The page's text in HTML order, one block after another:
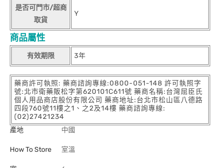
是否可門市/超商
取貨
Y
商品屬性
有效期限 3年
藥商許可執照: 藥商諮詢專線:0800-051-148 許可執照字
號:北市衛藥販松字第620101C611號 藥商名稱:台灣屈臣氏
個人用品商店股份有限公司 藥商地址:台北市松山區八德路
四段760號11樓之1、之2及14樓 藥商諮詢專線:
(02)27421234
產地
中國
How To Store 室溫